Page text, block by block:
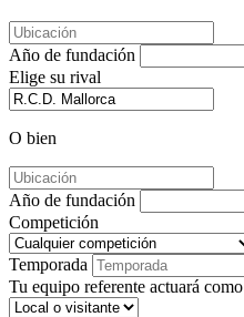
Año de fundación
Elige su rival
O bien
Año de fundación
Competición
Temporada
Tu equipo referente actuará como